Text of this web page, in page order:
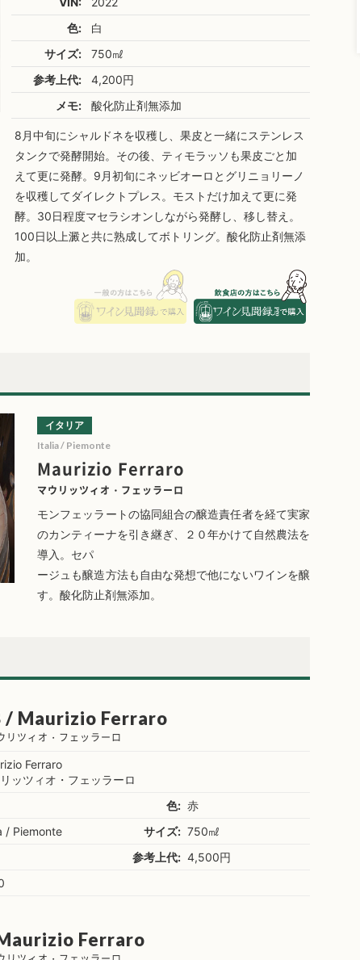
色:
白
サイズ:
750㎖
参考上代:
4,200円
メモ:
酸化防止剤無添加
8月中旬にシャルドネを収穫し、果皮と一緒にステンレス
タンクで発酵開始。その後、ティモラッソも果皮ごと加
えて更に発酵。9月初旬にネッビオーロとグリニョリーノ
を収穫してダイレクトプレス。モストだけ加えて更に発
酵。30日程度マセラシオンしながら発酵し、移し替え。
100日以上澱と共に熟成してボトリング。酸化防止剤無添
加。
Maurizio Ferraro
マウリッツィオ・フェッラーロ
イタリア
Italia / Piemonte
モンフェッラートの協同組合の醸造責任者を経て実家
のカンティーナを引き継ぎ、２０年かけて自然農法を
導入。セパ
ージュも醸造方法も自由な発想で他にないワインを醸
す。酸化防止剤無添加。
/ Maurizio Ferraro
ツィオ・フェッラーロ
Ferraro
ッツィオ・フェッラーロ
色: 赤
/ Piemonte サイズ: 750㎖
参考上代: 4,500円
Ferraro